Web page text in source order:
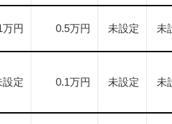
万円 0.5万円 未設定 未
設定 0.1万円 未設定 未